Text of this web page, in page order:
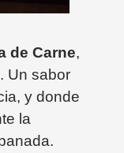
de Carne,
Un sabor
y donde
la